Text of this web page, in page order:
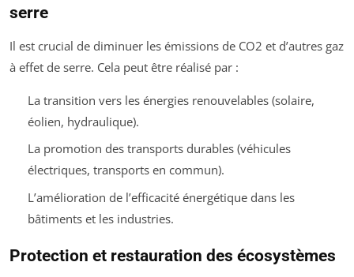
serre
Il est crucial de diminuer les émissions de CO2 et d’autres gaz
à effet de serre. Cela peut être réalisé par :
La transition vers les énergies renouvelables (solaire,
éolien, hydraulique).
La promotion des transports durables (véhicules
électriques, transports en commun).
L’amélioration de l’efficacité énergétique dans les
bâtiments et les industries.
Protection et restauration des écosystèmes